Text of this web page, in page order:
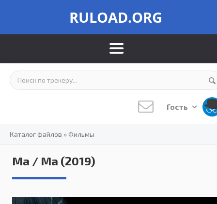
RULOAD.ORG
Гость
Каталог файлов »Фильмы
Ма / Ma (2019)